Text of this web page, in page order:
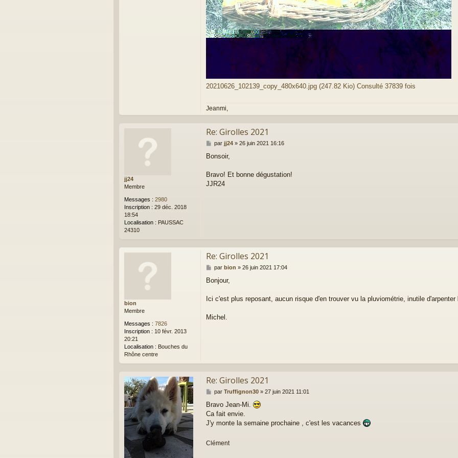
20210626_102139_copy_480x640.jpg (247.82 Kio) Consulté 37839 fois
Jeanmi,
jj24
Membre
Messages : 2980
Inscription : 29 déc. 2018
18:54
Localisation : PAUSSAC
24310
Re: Girolles 2021
M
s
a
g
par jj24» 26 juin 2021 16:16
Bonsoir,
Bravo! Et bonne dégustation!
JJR24
bion
Membre
Messages : 7826
Inscription : 10 févr. 2013
20:21
Localisation : Bouches du
Rhône centre
Re: Girolles 2021
M
s
a
par bion » 26 juin 2021 17:04
Bonjour,
Ici c'est plus reposant, aucun risque d'en trouver vu la pluviométrie, inutile d'arpenter
Michel.
Re: Girolles 2021
M
s
s
a
par Truffignon30» 27 juin 2021 11:01
Bravo Jean-Mi.
Ca fait envie.
J'y monte la semaine prochaine , c'est les vacances
Clément